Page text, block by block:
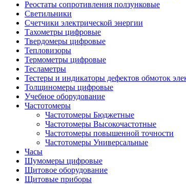
Реостаты сопротивления ползунковые
Светильники
Счетчики электрической энергии
Тахометры цифровые
Твердомеры цифровые
Тепловизоры
Термометры цифровые
Тесламетры
Тестеры и индикаторы дефектов обмоток
Толщиномеры цифровые
Учебное оборудование
Частотомеры
Частотомеры Бюджетные
Частотомеры Высокочастотные
Частотомеры повышенной точности
Частотомеры Универсальные
Часы
Шумомеры цифровые
Щитовое оборудование
Щитовые приборы